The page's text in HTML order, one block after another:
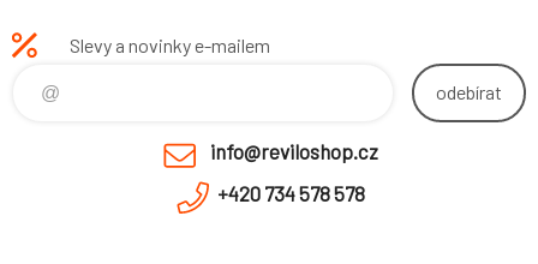
Slevy a novinky e-mailem
odebírat
info@reviloshop.cz
+420 734 578 578